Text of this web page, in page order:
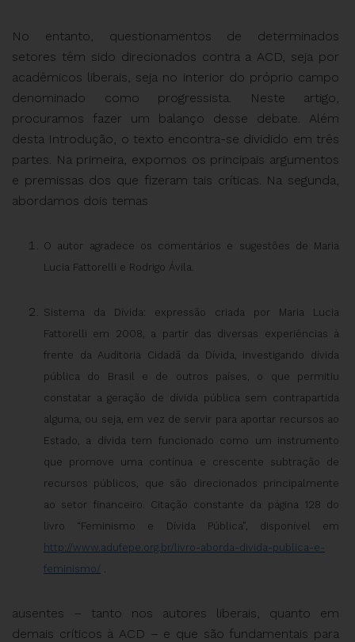
No entanto, questionamentos de determinados
setores têm sido direcionados contra a ACD, seja por
acadêmicos liberais, seja no interior do próprio campo
denominado como progressista. Neste artigo,
procuramos fazer um balanço desse debate. Além
desta Introdução, o texto encontra-se dividido em três
partes. Na primeira, expomos os principais argumentos
e premissas dos que fizeram tais críticas. Na segunda,
abordamos dois temas
O autor agradece os comentários e sugestões de Maria
Lucia Fattorelli e Rodrigo Ávila.
Sistema da Dívida: expressão criada por Maria Lucia
Fattorelli em 2008, a partir das diversas experiências à
frente da Auditoria Cidadã da Dívida, investigando dívida
pública do Brasil e de outros países, o que permitiu
constatar a geração de dívida pública sem contrapartida
alguma, ou seja, em vez de servir para aportar recursos ao
Estado, a dívida tem funcionado como um instrumento
que promove uma contínua e crescente subtração de
recursos públicos, que são direcionados principalmente
ao setor financeiro. Citação constante da página 128 do
livro “Feminismo e Dívida Pública”, disponível em
http://www.adufepe.org.br/livro-aborda-divida-publica-e-
feminismo/ .
ausentes – tanto nos autores liberais, quanto em
demais críticos à ACD – e que são fundamentais para